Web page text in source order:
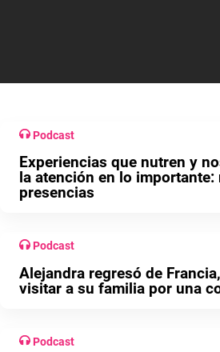
Podcast
Experiencias que nutren y
la atención en lo importante:
presencias
Podcast
Alejandra regresó de
visitar a su familia por una
Podcast